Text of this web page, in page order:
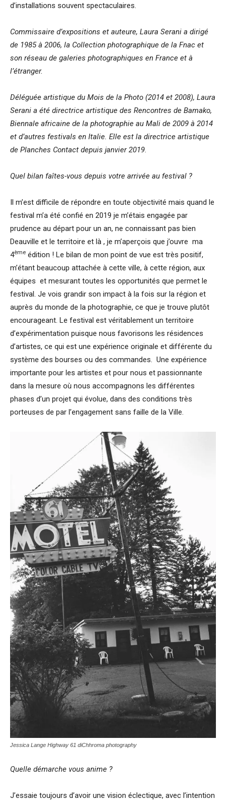
d’installations souvent spectaculaires.
Commissaire d’expositions et auteure, Laura Serani a dirigé
de 1985 à 2006, la Collection photographique de la Fnac et
son réseau de galeries photographiques en France et à
l’étranger.
Déléguée artistique du Mois de la Photo (2014 et 2008), Laura
Serani a été directrice artistique des Rencontres de Bamako,
Biennale africaine de la photographie au Mali de 2009 à 2014
et d’autres festivals en Italie. Elle est la directrice artistique
de Planches Contact depuis janvier 2019.
Quel bilan faîtes-vous depuis votre arrivée au festival ?
Il m’est difficile de répondre en toute objectivité mais quand le
festival m’a été confié en 2019 je m’étais engagée par
prudence au départ pour un an, ne connaissant pas bien
Deauville et le territoire et là , je m’aperçois que j’ouvre ma
4ème édition ! Le bilan de mon point de vue est très positif,
m’étant beaucoup attachée à cette ville, à cette région, aux
équipes et mesurant toutes les opportunités que permet le
festival. Je vois grandir son impact à la fois sur la région et
auprès du monde de la photographie, ce que je trouve plutôt
encourageant. Le festival est véritablement un territoire
d’expérimentation puisque nous favorisons les résidences
d’artistes, ce qui est une expérience originale et différente du
système des bourses ou des commandes. Une expérience
importante pour les artistes et pour nous et passionnante
dans la mesure où nous accompagnons les différentes
phases d’un projet qui évolue, dans des conditions très
porteuses de par l’engagement sans faille de la Ville.
Jessica Lange Highway 61 diChhroma photography
Quelle démarche vous anime ?
J’essaie toujours d’avoir une vision éclectique, avec l’intention